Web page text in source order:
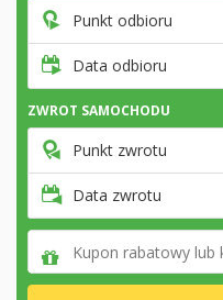
Punkt odbioru
Data odbioru
ZWROT SAMOCHODU
Punkt zwrotu
Data zwrotu